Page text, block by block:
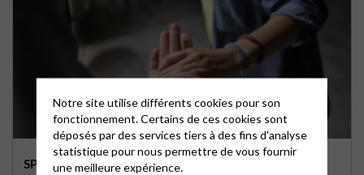
SPIRITUALITÉ ENGAGÉE : ENTRAIDE
Notre site utilise différents cookies pour son
fonctionnement. Certains de ces cookies sont
déposés par des services tiers à des fins d'analyse
statistique pour nous permettre de vous fournir
une meilleure expérience.